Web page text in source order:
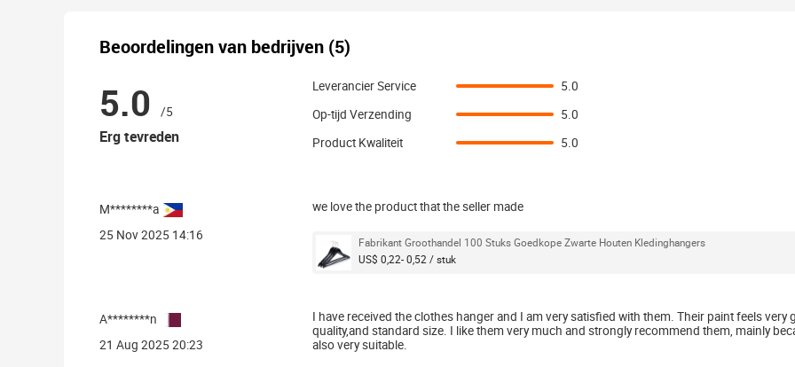
Beoordelingen van bedrijven (5)
5.0 /5
Erg tevreden
Leverancier Service
5.0
Op-tijd Verzending
5.0
Product Kwaliteit
5.0
M********a
25 Nov 2025 14:16
we love the product that the seller made
Fabrikant Groothandel 100 Stuks Goedkope Zwarte Houten Kledinghangers
US$ 0,22- 0,52 / stuk
A********n
21 Aug 2025 20:23
I have received the clothes hanger and I am very satisfied with them. Their paint feels very
quality,and standard size. I like them very much and strongly recommend them, mainly
also very suitable.